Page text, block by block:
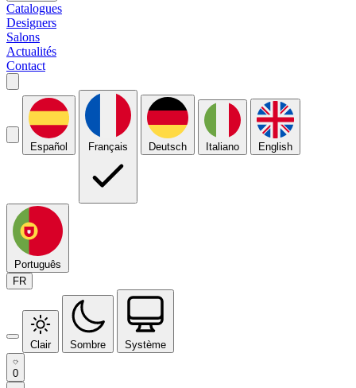
Catalogues
Designers
Salons
Actualités
Contact
Español Français Deutsch Italiano English
Português
FR
Clair Sombre Système
0